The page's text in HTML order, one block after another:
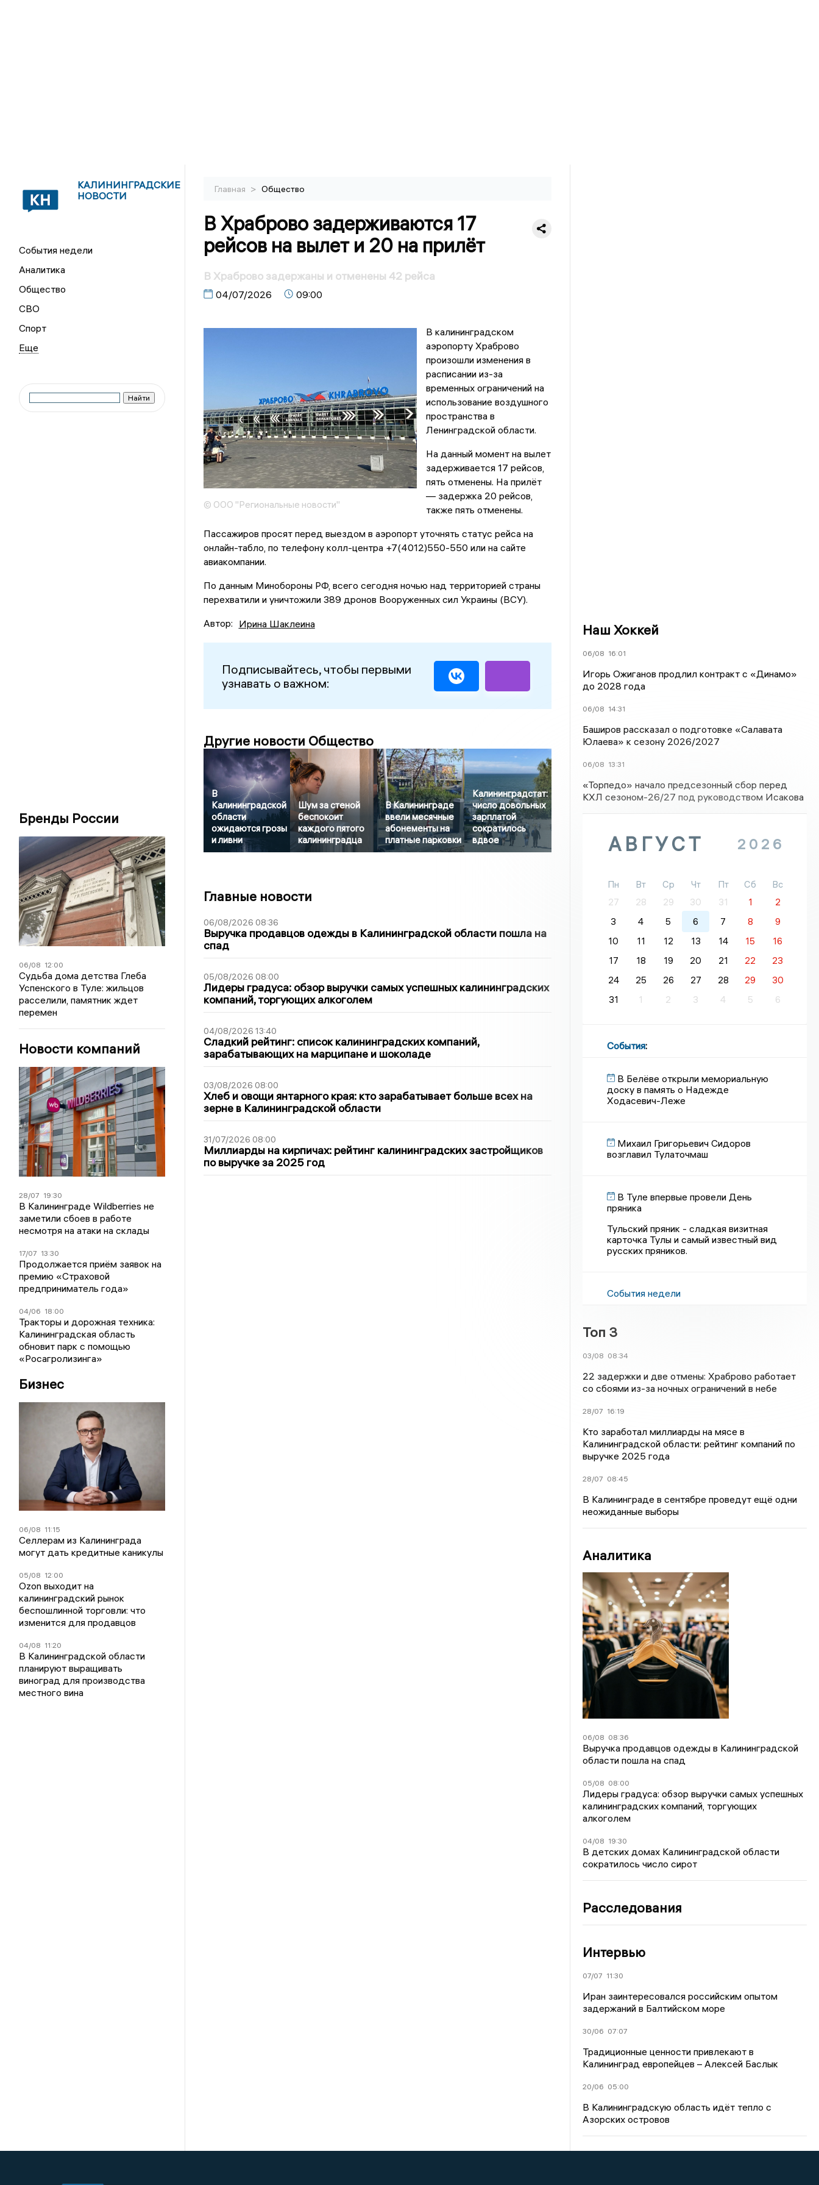
КАЛИНИНГРАДСКИЕ
НОВОСТИ
События недели
Аналитика
Общество
СВО
Спорт
Бренды России
06/08 12:00
Судьба дома детства Глеба
Успенского в Туле: жильцов
расселили, памятник ждет
перемен
Новости компаний
28/07 19:30
В Калининграде Wildberries не
заметили сбоев в работе
несмотря на атаки на склады
17/07 13:30
Продолжается приём заявок на
премию «Страховой
предприниматель года»
04/06 18:00
Тракторы и дорожная техника:
Калининградская область
обновит парк с помощью
«Росагролизинга»
Бизнес
06/08 11:15
Селлерам из Калининграда
могут дать кредитные каникулы
05/08 12:00
Ozon выходит на
калининградский рынок
беспошлинной торговли: что
изменится для продавцов
04/08 11:20
В Калининградской области
планируют выращивать
виноград для производства
местного вина
Главная > Общество
В Храброво задерживаются 17
рейсов на вылет и 20 на прилёт
В Храброво задержаны и отменены 42 рейса
04/07/2026 09:00
© ООО "Региональные новости"
В калининградском
аэропорту Храброво
произошли изменения в
расписании из-за
временных ограничений на
использование воздушного
пространства в
Ленинградской области.
На данный момент на вылет
задерживается 17 рейсов,
пять отменены. На прилёт
— задержка 20 рейсов,
также пять отменены.
Пассажиров просят перед выездом в аэропорт уточнять статус рейса на
онлайн-табло, по телефону колл-центра +7(4012)550-550 или на сайте
авиакомпании.
По данным Минобороны РФ, всего сегодня ночью над территорией страны
перехватили и уничтожили 389 дронов Вооруженных сил Украины (ВСУ).
Автор: Ирина Шаклеина
Подписывайтесь, чтобы первыми
узнавать о важном:
Другие новости Общество
В
Калининградской
области
ожидаются грозы
и ливни
Шум за стеной
беспокоит
каждого пятого
калининградца
В Калининграде
ввели месячные
абонементы на
платные парковки
Калининградстат:
число довольных
зарплатой
сократилось
вдвое
Главные новости
06/08/2026 08:36
Выручка продавцов одежды в Калининградской области пошла на
спад
05/08/2026 08:00
Лидеры градуса: обзор выручки самых успешных калининградских
компаний, торгующих алкоголем
04/08/2026 13:40
Сладкий рейтинг: список калининградских компаний,
зарабатывающих на марципане и шоколаде
03/08/2026 08:00
Хлеб и овощи янтарного края: кто зарабатывает больше всех на
зерне в Калининградской области
31/07/2026 08:00
Миллиарды на кирпичах: рейтинг калининградских застройщиков
по выручке за 2025 год
Наш Хоккей
06/08 16:01
Игорь Ожиганов продлил контракт с «Динамо»
до 2028 года
06/08 14:31
Баширов рассказал о подготовке «Салавата
Юлаева» к сезону 2026/2027
06/08 13:31
«Торпедо» начало предсезонный сбор перед
КХЛ сезоном-26/27 под руководством Исакова
АВГУСТ 2026
Пн Вт Ср Чт Пт Сб
Вс
27
28 29 30 31 1
2
3
4 5 6 7 8
9
10
11 12 13 14 15
16
17
18 19 20 21 22
23
24
25 26 27 28 29
30
31
1 2 3 4 5 6
События:
В Белёве открыли мемориальную
доску в память о Надежде
Ходасевич-Леже
Михаил Григорьевич Сидоров
возглавил Тулаточмаш
В Туле впервые провели День
пряника
Тульский пряник - сладкая визитная
карточка Тулы и самый известный вид
русских пряников.
События недели
Топ 3
03/08 08:34
22 задержки и две отмены: Храброво работает
со сбоями из-за ночных ограничений в небе
28/07 16:19
Кто заработал миллиарды на мясе в
Калининградской области: рейтинг компаний по
выручке 2025 года
28/07 08:45
В Калининграде в сентябре проведут ещё одни
неожиданные выборы
Аналитика
06/08 08:36
Выручка продавцов одежды в Калининградской
области пошла на спад
05/08 08:00
Лидеры градуса: обзор выручки самых успешных
калининградских компаний, торгующих
алкоголем
04/08 19:30
В детских домах Калининградской области
сократилось число сирот
Расследования
Интервью
07/07 11:30
Иран заинтересовался российским опытом
задержаний в Балтийском море
30/06 07:07
Традиционные ценности привлекают в
Калининград европейцев – Алексей Баслык
20/06 05:00
В Калининградскую область идёт тепло с
Азорских островов